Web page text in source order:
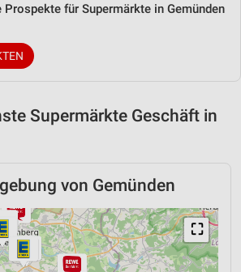
für Supermärkte in Gemünden
Supermärkte Geschäft in
von Gemünden
⛶